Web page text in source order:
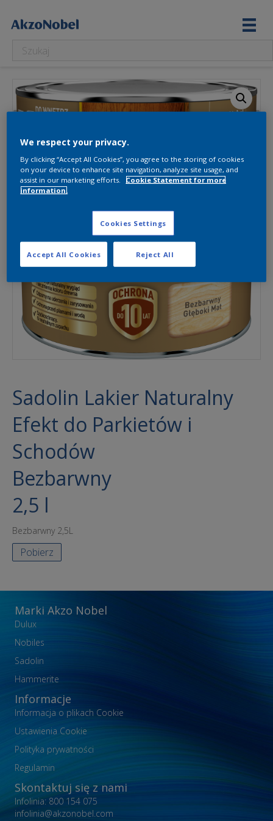
Sadolin Lakier Naturalny
Efekt do Parkietów i
Schodów
Bezbarwny
2,5 l
Bezbarwny 2,5L
Pobierz
Marki Akzo Nobel
Dulux
Nobiles
Sadolin
Hammerite
Informacje
Informacja o plikach Cookie
Ustawienia Cookie
Polityka prywatności
Regulamin
Skontaktuj się z nami
Infolinia: 800 154 075
infolinia@akzonobel.com
We respect your privacy.
By clicking “Accept All Cookies”, you agree to the storing of cookies
on your device to enhance site navigation, analyze site usage, and
assist in our marketing efforts.
Cookie Statement for more
information.
Cookies Settings
Reject All
Accept All Cookies